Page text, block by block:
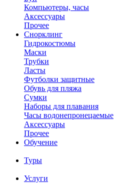
Компьютеры, часы
Аксессуары
Прочее
Снорклинг
Гидрокостюмы
Маски
Трубки
Ласты
Футболки защитные
Обувь для пляжа
Сумки
Наборы для плавания
Часы водонепронецаемые
Аксессуары
Прочее
Обучение
Туры
Услуги